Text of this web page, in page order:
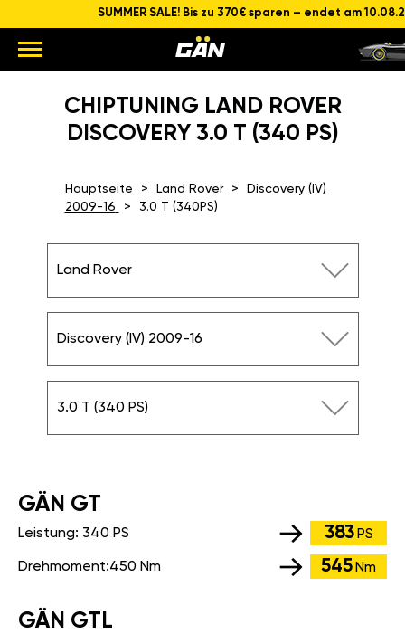
SUMMER SALE! Bis zu 370€ sparen – endet am
CHIPTUNING LAND ROVER
DISCOVERY 3.0 T (340 PS)
Hauptseite Land Rover
Discovery (IV)
2009-16
3.0 T (340PS)
Land Rover
Discovery (IV) 2009-16
3.0 T (340 PS)
GÄN GT
Leistung: 340 PS 383 PS
Drehmoment:450 Nm 545 Nm
GÄN GTL